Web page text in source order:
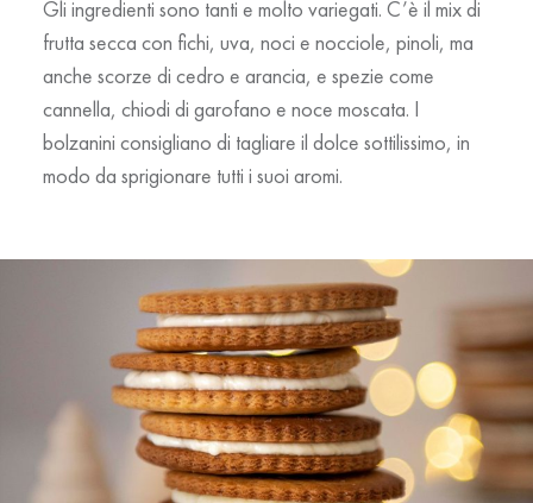
Gli ingredienti sono tanti e molto variegati. C’è il mix di
frutta secca con fichi, uva, noci e nocciole, pinoli, ma
anche scorze di cedro e arancia, e spezie come
cannella, chiodi di garofano e noce moscata. I
bolzanini consigliano di tagliare il dolce sottilissimo, in
modo da sprigionare tutti i suoi aromi.